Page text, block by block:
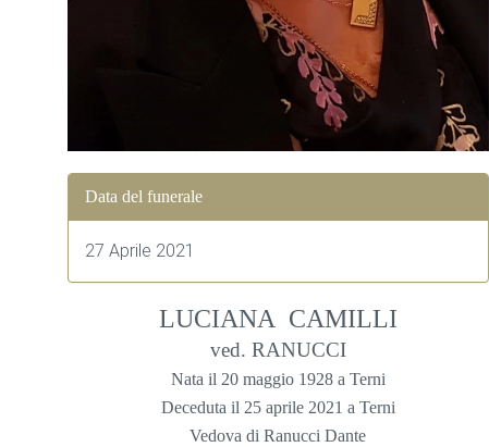
Data del funerale
27 Aprile 2021
LUCIANA CAMILLI
ved. RANUCCI
Nata il 20 maggio 1928 a Terni
Deceduta il 25 aprile 2021 a Terni
Vedova di Ranucci Dante